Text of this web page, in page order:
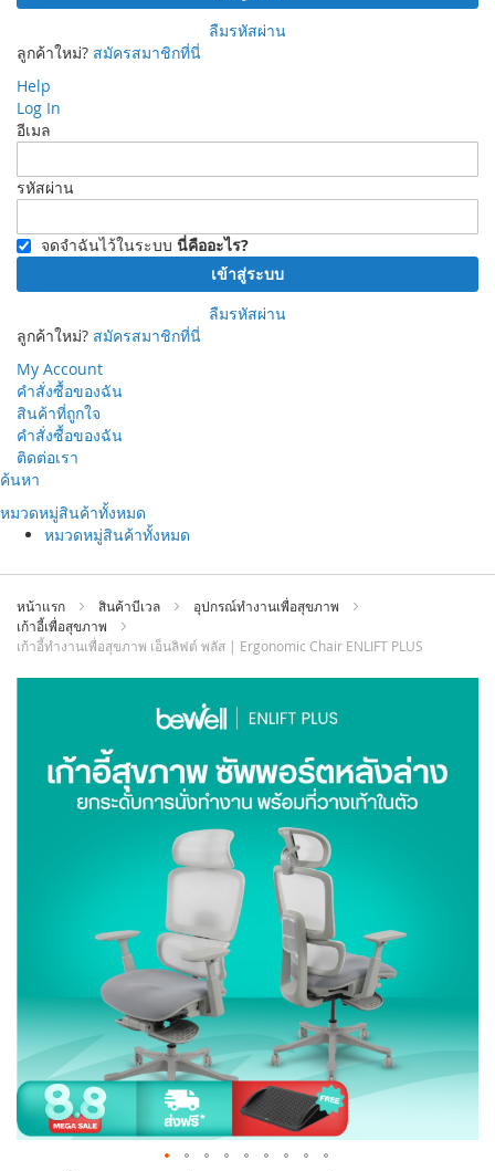
ลืมรหัสผ่าน
ลูกค้าใหม่? สมัครสมาชิกที่นี่
Help
Log In
อีเมล
รหัสผ่าน
จดจำฉันไว้ในระบบ นี่คืออะไร?
เข้าสู่ระบบ
ลืมรหัสผ่าน
ลูกค้าใหม่? สมัครสมาชิกที่นี่
My Account
คำสั่งซื้อของฉัน
สินค้าที่ถูกใจ
คำสั่งซื้อของฉัน
ติดต่อเรา
ข้าม
ที่
เนื้อหา
ค้นหา
หมวดหมู่สินค้าทั้งหมด
หมวดหมู่สินค้าทั้งหมด
หน้าแรก สินค้าบีเวล
อุปกรณ์ทำงานเพื่อสุขภาพ
เก้าอี้เพื่อสุขภาพ
เก้าอี้ทำงานเพื่อสุขภาพ เอ็นลิฟต์ พลัส | Ergonomic Chair ENLIFT PLUS